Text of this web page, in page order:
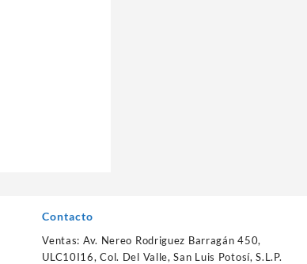
Contacto
Ventas: Av. Nereo Rodriguez Barragán 450,
ULC10I16, Col. Del Valle, San Luis Potosí, S.L.P.